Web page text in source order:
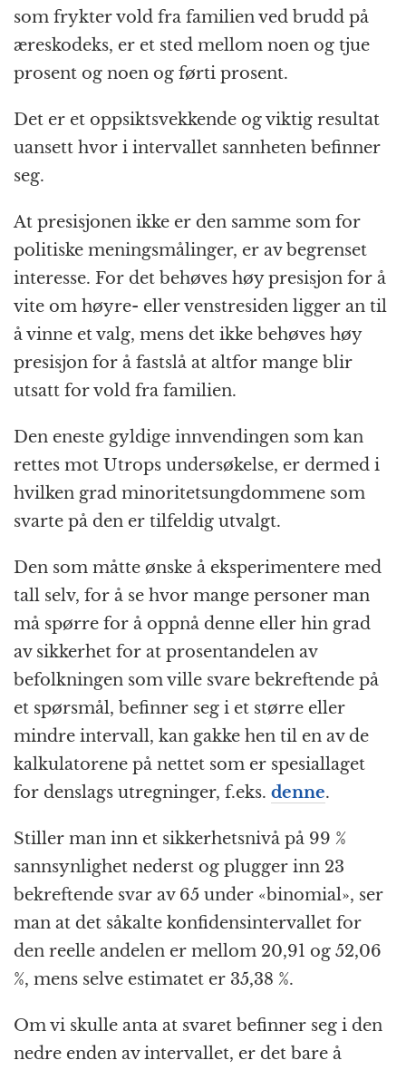
som frykter vold fra familien ved brudd på
æreskodeks, er et sted mellom noen og tjue
prosent og noen og førti prosent.
Det er et oppsiktsvekkende og viktig resultat
uansett hvor i intervallet sannheten befinner
seg.
At presisjonen ikke er den samme som for
politiske meningsmålinger, er av begrenset
interesse. For det behøves høy presisjon for å
vite om høyre- eller venstresiden ligger an til
å vinne et valg, mens det ikke behøves høy
presisjon for å fastslå at altfor mange blir
utsatt for vold fra familien.
Den eneste gyldige innvendingen som kan
rettes mot Utrops undersøkelse, er dermed i
hvilken grad minoritetsungdommene som
svarte på den er tilfeldig utvalgt.
Den som måtte ønske å eksperimentere med
tall selv, for å se hvor mange personer man
må spørre for å oppnå denne eller hin grad
av sikkerhet for at prosentandelen av
befolkningen som ville svare bekreftende på
et spørsmål, befinner seg i et større eller
mindre intervall, kan gakke hen til en av de
kalkulatorene på nettet som er spesiallaget
for denslags utregninger, f.eks. denne.
Stiller man inn et sikkerhetsnivå på 99 %
sannsynlighet nederst og plugger inn 23
bekreftende svar av 65 under «binomial», ser
man at det såkalte konfidensintervallet for
den reelle andelen er mellom 20,91 og 52,06
%, mens selve estimatet er 35,38 %.
Om vi skulle anta at svaret befinner seg i den
nedre enden av intervallet, er det bare å